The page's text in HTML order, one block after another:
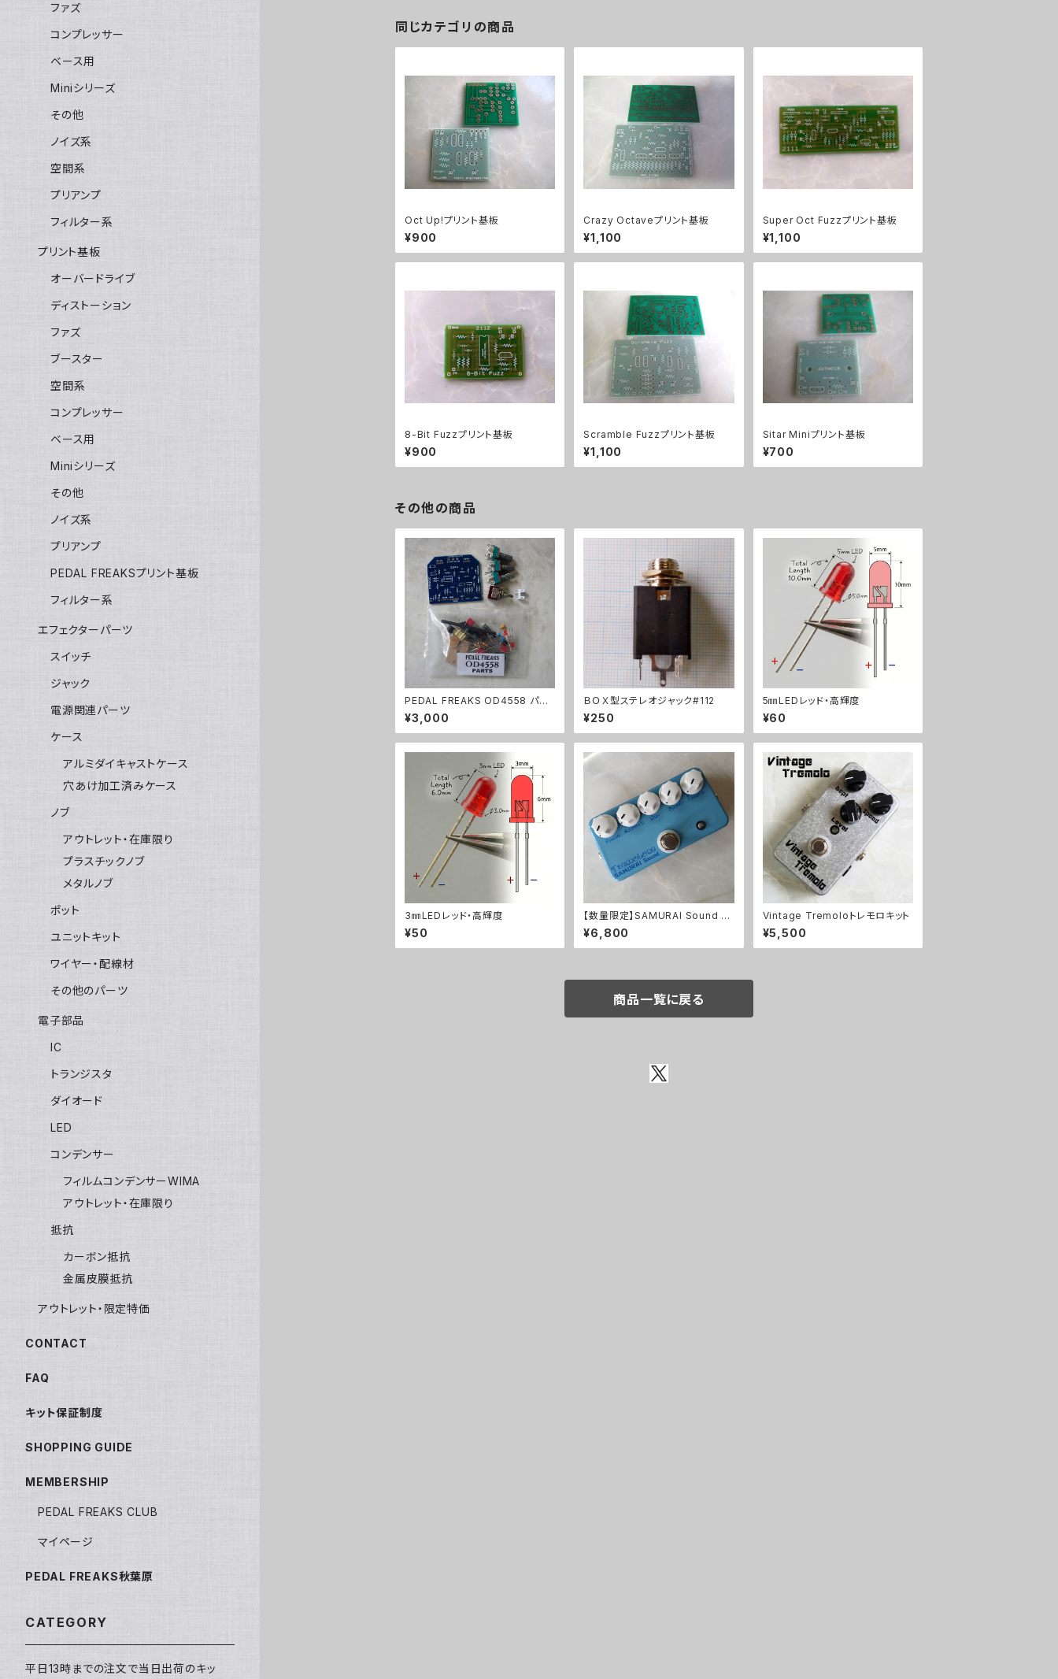
同じカテゴリの商品
Oct Up!プリント基板
¥900
Crazy Octaveプリント基板
¥1,100
Super Oct Fuzzプリント基板
¥1,100
8-Bit Fuzzプリント基板
¥900
Scramble Fuzzプリント基板
¥1,100
Sitar Miniプリント基板
¥700
その他の商品
PEDAL FREAKS OD4558 パー
ツセット
¥3,000
ＢＯＸ型ステレオジャック#112
¥250
5㎜LEDレッド・高輝度
¥60
3㎜LEDレッド・高輝度
¥50
【数量限定】SAMURAI Sound Tr
emoloneキット
¥6,800
Vintage Tremoloトレモロキット
¥5,500
商品一覧に戻る
ファズ
コンプレッサー
ベース用
Miniシリーズ
その他
ノイズ系
空間系
プリアンプ
フィルター系
プリント基板
オーバードライブ
ディストーション
ファズ
ブースター
空間系
コンプレッサー
ベース用
Miniシリーズ
その他
ノイズ系
プリアンプ
PEDAL FREAKSプリント基板
フィルター系
エフェクターパーツ
スイッチ
ジャック
電源関連パーツ
ケース
アルミダイキャストケース
穴あけ加工済みケース
ノブ
アウトレット・在庫限り
プラスチックノブ
メタルノブ
ポット
ユニットキット
ワイヤー・配線材
その他のパーツ
電子部品
IC
トランジスタ
ダイオード
LED
コンデンサー
フィルムコンデンサーWIMA
アウトレット・在庫限り
抵抗
カーボン抵抗
金属皮膜抵抗
アウトレット・限定特価
CONTACT
FAQ
キット保証制度
SHOPPING GUIDE
MEMBERSHIP
PEDAL FREAKS CLUB
マイページ
PEDAL FREAKS秋葉原
CATEGORY
平日13時までの注文で当日出荷のキッ